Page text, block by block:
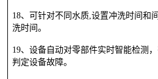
18、可针对不同水质,设置冲洗时间和
洗时间。
19、设备自动对零部件实时智能检测
判定设备故障。